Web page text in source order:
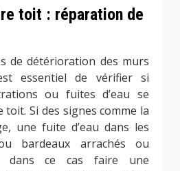
toit : réparation de
de détérioration des murs
essentiel de vérifier si
ou fuites d’eau se
Si des signes comme la
une fuite d’eau dans les
bardeaux arrachés ou
dans ce cas faire une